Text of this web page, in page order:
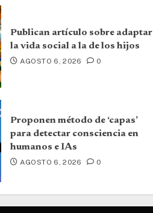
Publican artículo sobre adaptar
la vida social a la de los hijos
AGOSTO 6, 2026 0
Proponen método de ‘capas’
para detectar consciencia en
humanos e IAs
AGOSTO 6, 2026 0